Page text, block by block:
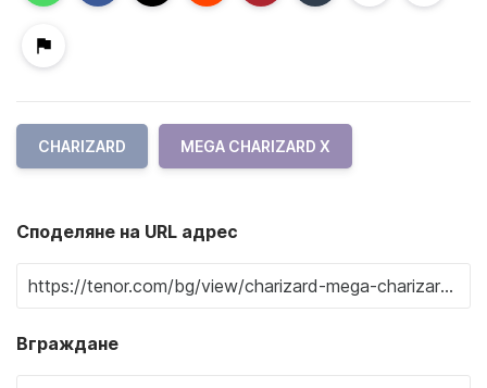
CHARIZARD MEGA CHARIZARD X
Споделяне на URL адрес
Вграждане